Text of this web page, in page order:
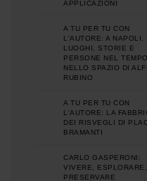
APPLICAZIONI
A TU PER TU CON
L'AUTORE: A NAPOLI,
LUOGHI, STORIE E
PERSONE NEL
NELLO SPAZIO DI
RUBINO
A TU PER TU CON
L'AUTORE: LA
DEI RISVEGLI DI
BRAMANTI
CARLO GASPERONI:
VIVERE, ESPLORARE,
PRESERVARE